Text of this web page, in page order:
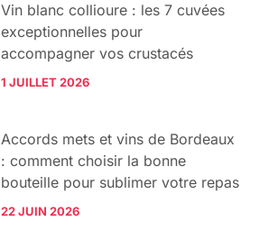
Vin blanc collioure : les 7 cuvées
exceptionnelles pour
accompagner vos crustacés
1 JUILLET 2026
Accords mets et vins de Bordeaux
: comment choisir la bonne
bouteille pour sublimer votre repas
22 JUIN 2026